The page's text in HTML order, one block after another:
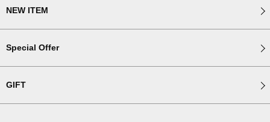
NEW ITEM
Special Offer
GIFT